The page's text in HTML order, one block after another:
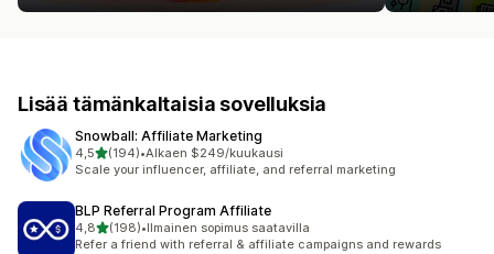
Lisää tämänkaltaisia sovelluksia
Snowball: Affiliate Marketing
4,5/ 5 tähteä
(194)
194 arvostelua yhteensä
•Alkaen $249/kuukausi
Scale your influencer, affiliate, and referral marketing
BLP Referral Program Affiliate
4,8/ 5 tähteä
(198)
198 arvostelua yhteensä
•Ilmainen sopimus saatavilla
Refer a friend with referral & affiliate campaigns and rewards